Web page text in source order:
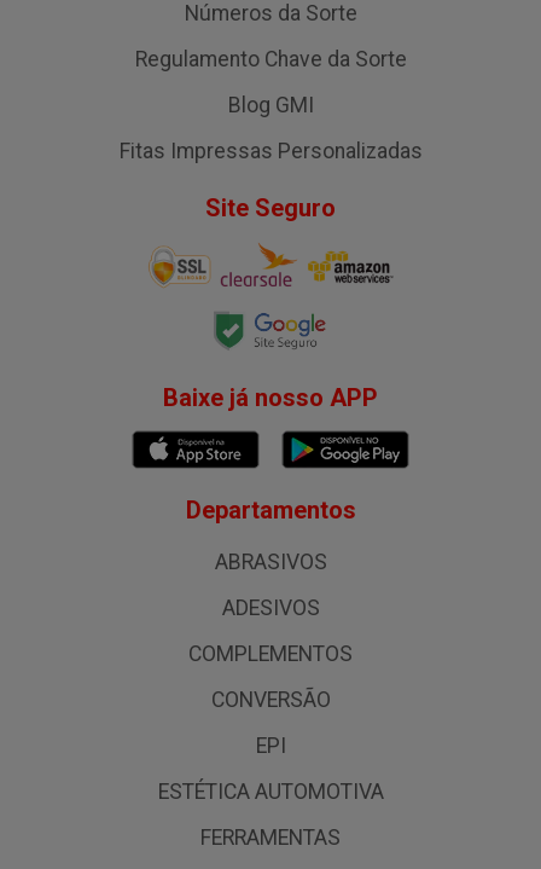
Números da Sorte
Regulamento Chave da Sorte
Blog GMI
Fitas Impressas Personalizadas
Site Seguro
Baixe já nosso APP
Departamentos
ABRASIVOS
ADESIVOS
COMPLEMENTOS
CONVERSÃO
EPI
ESTÉTICA AUTOMOTIVA
FERRAMENTAS